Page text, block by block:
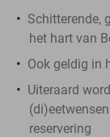
Schitterende,
het hart van
Ook geldig in
Uiteraard
reservering